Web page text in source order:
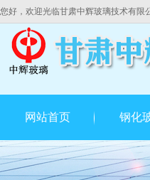
您好，欢迎光临甘肃中辉玻璃技术有限
网站首页 钢化